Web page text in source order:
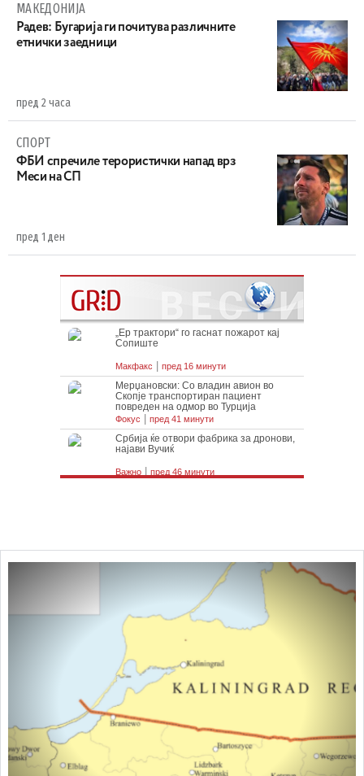
МАКЕДОНИЈА
Радев: Бугарија ги почитува различните
етнички заедници
пред 2 часа
СПОРТ
ФБИ спречиле терористички напад врз
Меси на СП
пред 1 ден